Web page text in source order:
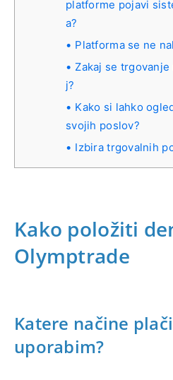
platforme pojavi
a?
Platforma se ne
Zakaj se
j?
Kako si lahko
svojih poslov?
Izbira trgovalnih
Kako položiti
Olymptrade
Katere načine
uporabim?